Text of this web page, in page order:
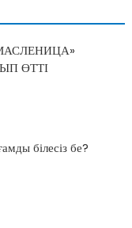
ӨТТІ
білесіз бе?